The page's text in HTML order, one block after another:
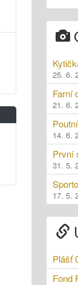
25. 6.
Farní
21. 6.
14. 6.
První
31. 5.
17. 5.
Plášť
Fond